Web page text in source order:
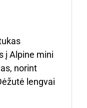
į Alpine mini
norint
lengvai